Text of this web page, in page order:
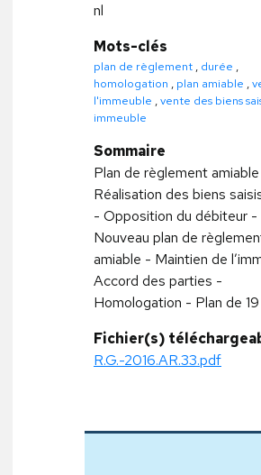
nl
Mots-clés
plan de règlement , durée ,
homologation , plan amiable ,
l'immeuble ,vente des biens
immeuble
Sommaire
Plan de règlement
Réalisation des biens
- Opposition du débiteur -
Nouveau plan de
amiable - Maintien de
Accord des parties -
Homologation - Plan de 19
Fichier(s)
R.G.-2016.AR.33.pdf